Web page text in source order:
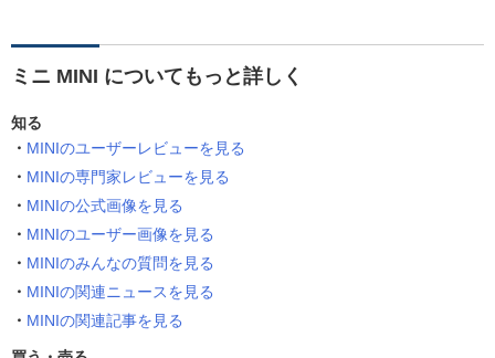
ミニ MINI についてもっと詳しく
知る
MINIのユーザーレビューを見る
MINIの専門家レビューを見る
MINIの公式画像を見る
MINIのユーザー画像を見る
MINIのみんなの質問を見る
MINIの関連ニュースを見る
MINIの関連記事を見る